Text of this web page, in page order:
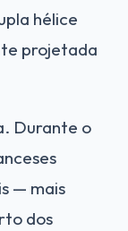
hélice
projetada
Durante o
— mais
dos